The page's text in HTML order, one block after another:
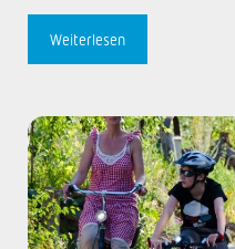
Weiterlesen